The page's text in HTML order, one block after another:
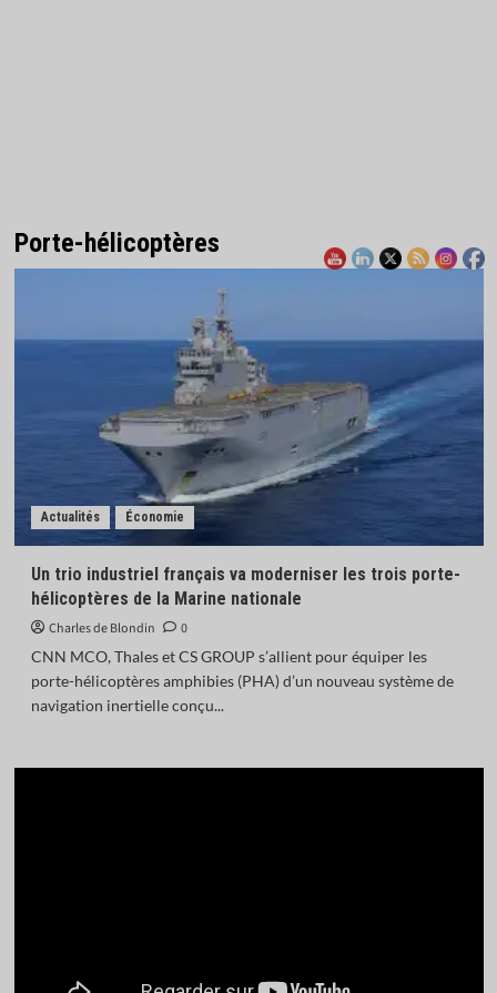
Porte-hélicoptères
Actualités Économie
Un trio industriel français va moderniser les trois porte-
hélicoptères de la Marine nationale
Charles de Blondin
0
CNN MCO, Thales et CS GROUP s’allient pour équiper les
porte-hélicoptères amphibies (PHA) d’un nouveau système de
navigation inertielle conçu...